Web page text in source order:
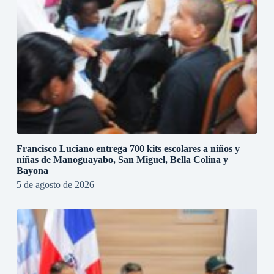
Francisco Luciano entrega 700 kits escolares a niños y
niñas de Manoguayabo, San Miguel, Bella Colina y
Bayona
5 de agosto de 2026